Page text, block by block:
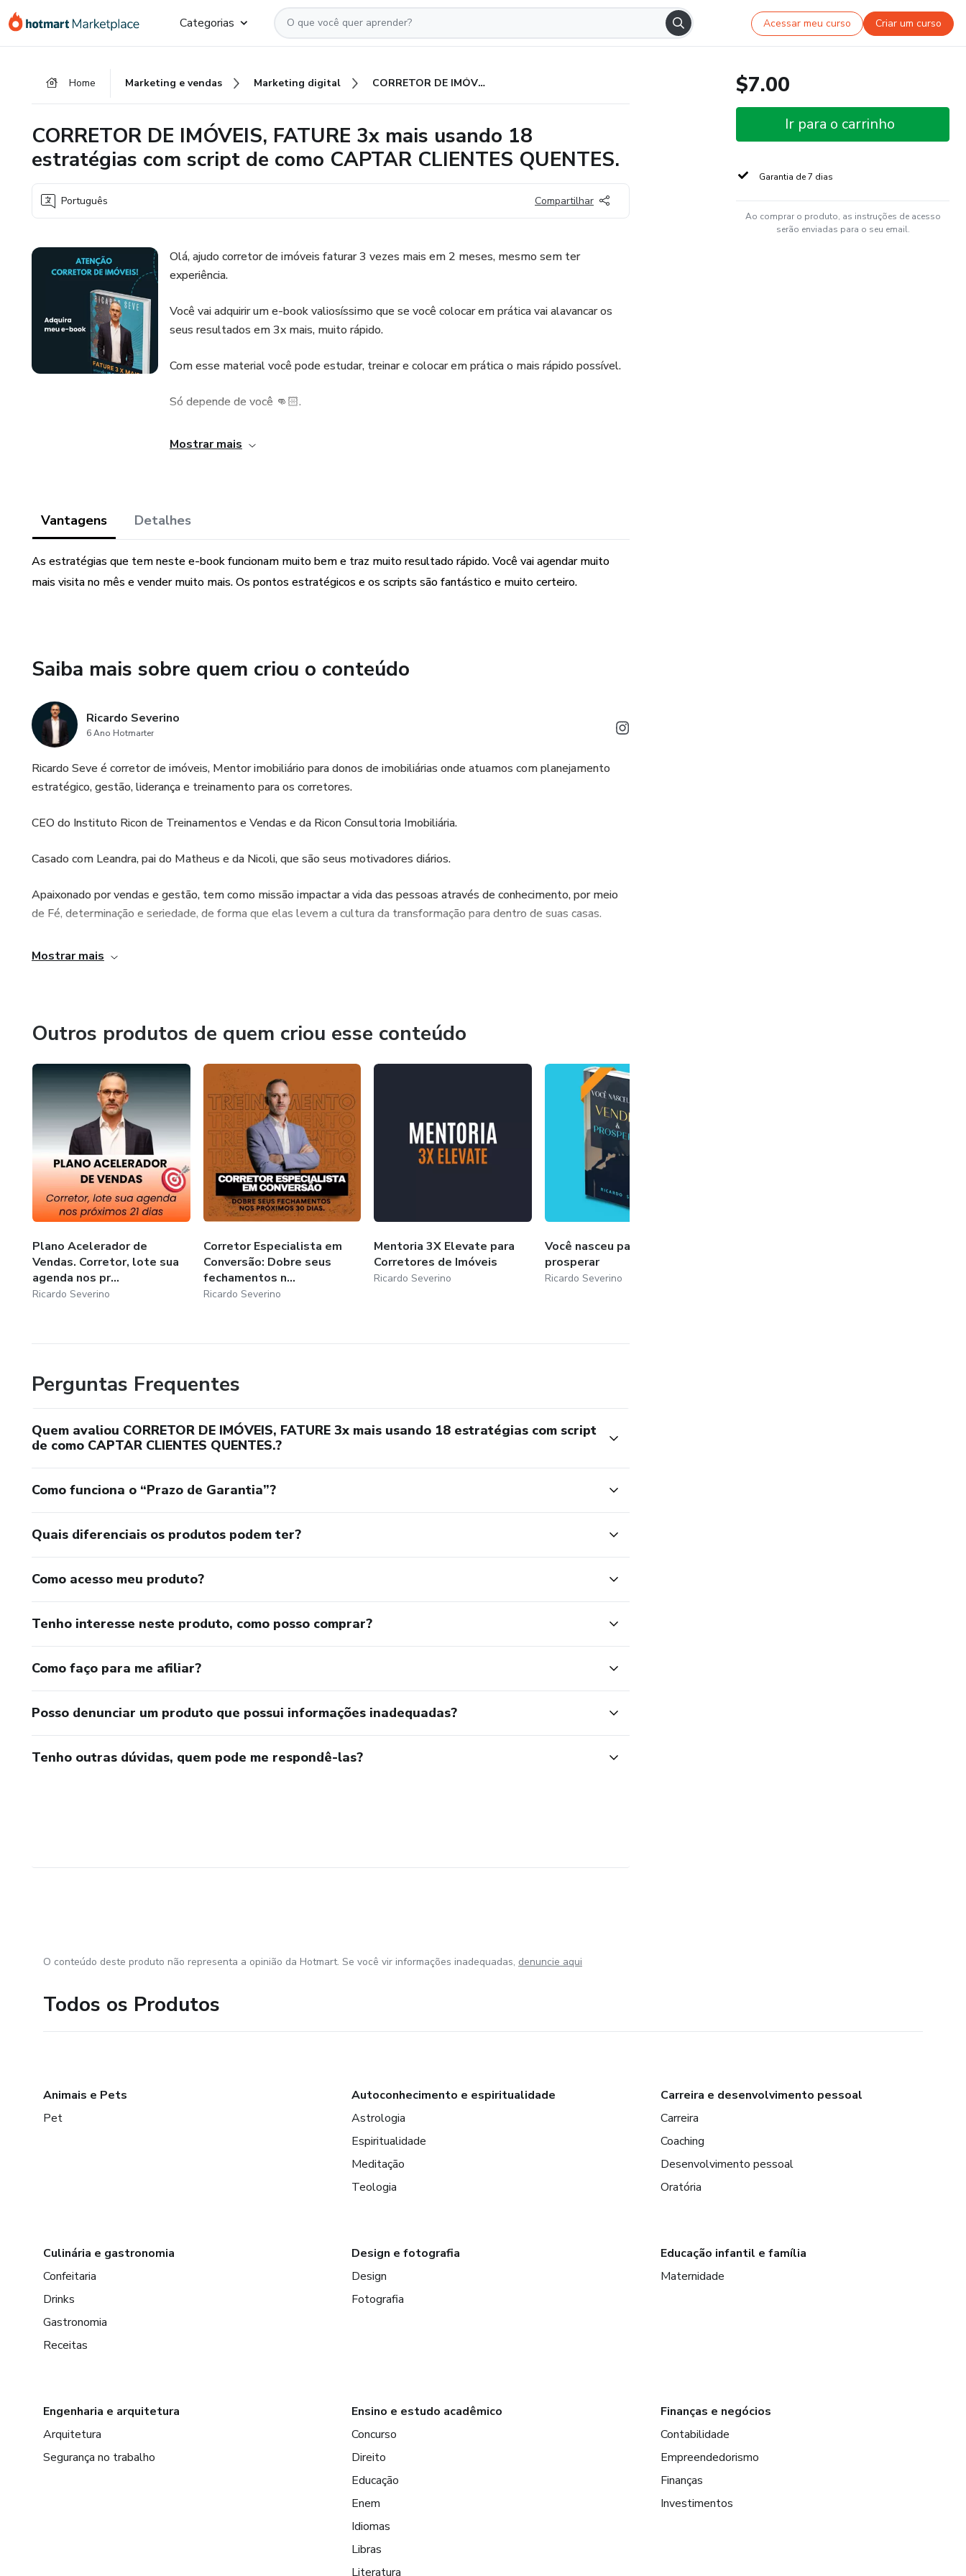
para
para
para
Categorias Acessar meu curso Criar um curso
Home Marketing e vendas Marketing digital CORRETOR DE IMÓVEIS, FATURE 3x mais usando 18 estratégias com script de como CAPTAR CLIENTES QUENTES.
CORRETOR DE IMÓVEIS, FATURE 3x mais usando 18
estratégias com script de como CAPTAR CLIENTES QUENTES.
Português Compartilhar
Olá, ajudo corretor de imóveis faturar 3 vezes mais em 2 meses, mesmo sem ter
experiência.
Você vai adquirir um e-book valiosíssimo que se você colocar em prática vai alavancar os
seus resultados em 3x mais, muito rápido.
Com esse material você pode estudar, treinar e colocar em prática o mais rápido possível.
Só depende de você 👊🏻.
Tenho certeza que esse e-book irá te ajudar muito no dia a dia. Separei 18 estratégias que
Ricardo Seve
Mostrar mais
Vantagens Detalhes
As estratégias que tem neste e-book funcionam muito bem e traz muito resultado rápido. Você vai agendar muito
mais visita no mês e vender muito mais. Os pontos estratégicos e os scripts são fantástico e muito certeiro.
Saiba mais sobre quem criou o conteúdo
Ricardo Severino
6 Ano Hotmarter
Ricardo Seve é corretor de imóveis, Mentor imobiliário para donos de imobiliárias onde atuamos com planejamento
estratégico, gestão, liderança e treinamento para os corretores.
CEO do Instituto Ricon de Treinamentos e Vendas e da Ricon Consultoria Imobiliária.
Casado com Leandra, pai do Matheus e da Nicoli, que são seus motivadores diários.
Apaixonado por vendas e gestão, tem como missão impactar a vida das pessoas através de conhecimento, por meio
de Fé, determinação e seriedade, de forma que elas levem a cultura da transformação para dentro de suas casas.
Focado e obcecado em ver as pessoas evoluírem, Ricardo acumula mais de 20 anos de experiência em negociações, e
moradia e investimento, sempre visando o melhor atendimento, pois sabe que a comissão é uma consequência do
bom trabalho.
Me acompanhe no Instagram: @ricardo.seve
Mostrar mais
Outros produtos de quem criou esse conteúdo
Plano Acelerador de
Vendas. Corretor, lote sua
agenda nos pr...
Ricardo Severino
Corretor Especialista em
Conversão: Dobre seus
fechamentos n...
Ricardo Severino
Mentoria 3X Elevate para
Corretores de Imóveis
Ricardo Severino
Você nasceu para vender e
prosperar
Ricardo Severino
Perguntas Frequentes
Quem avaliou CORRETOR DE IMÓVEIS, FATURE 3x mais usando 18 estratégias com script
de como CAPTAR CLIENTES QUENTES.?
Como funciona o “Prazo de Garantia”?
Quais diferenciais os produtos podem ter?
Como acesso meu produto?
Tenho interesse neste produto, como posso comprar?
Como faço para me afiliar?
Posso denunciar um produto que possui informações inadequadas?
Tenho outras dúvidas, quem pode me respondê-las?
$7.00
Ir para o carrinho
Garantia de 7 dias
Ao comprar o produto, as instruções de acesso
serão enviadas para o seu email.
O conteúdo deste produto não representa a opinião da Hotmart. Se você vir informações inadequadas, denuncie aqui
Todos os Produtos
Animais e Pets
Pet
Autoconhecimento e espiritualidade
Astrologia
Espiritualidade
Meditação
Teologia
Carreira e desenvolvimento pessoal
Carreira
Coaching
Desenvolvimento pessoal
Oratória
Culinária e gastronomia
Confeitaria
Drinks
Gastronomia
Receitas
Design e fotografia
Design
Fotografia
Educação infantil e família
Maternidade
Engenharia e arquitetura
Arquitetura
Segurança no trabalho
Ensino e estudo acadêmico
Concurso
Direito
Educação
Enem
Idiomas
Libras
Literatura
Finanças e negócios
Contabilidade
Empreendedorismo
Finanças
Investimentos